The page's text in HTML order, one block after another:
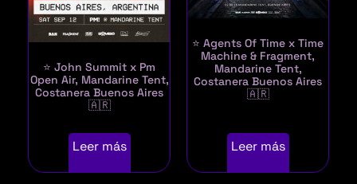
⭐ John Summit x Pm
Open Air, Mandarine Tent,
Costanera Buenos Aires
🇦🇷
Leer más
⭐ Agents Of Time x Time
Machine & Fragment,
Mandarine Tent,
Costanera Buenos Aires
🇦🇷
Leer más